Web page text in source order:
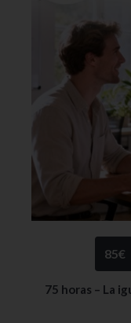
85€
75 horas – La